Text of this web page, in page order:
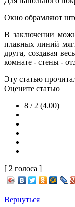
Окно обрамляют
В заключении
плавных линий
друга, создавая
комнате - стены -
Эту статью
Оцените статью
8 / 2 (4.00)
[ 2 голоса ]
Вернуться